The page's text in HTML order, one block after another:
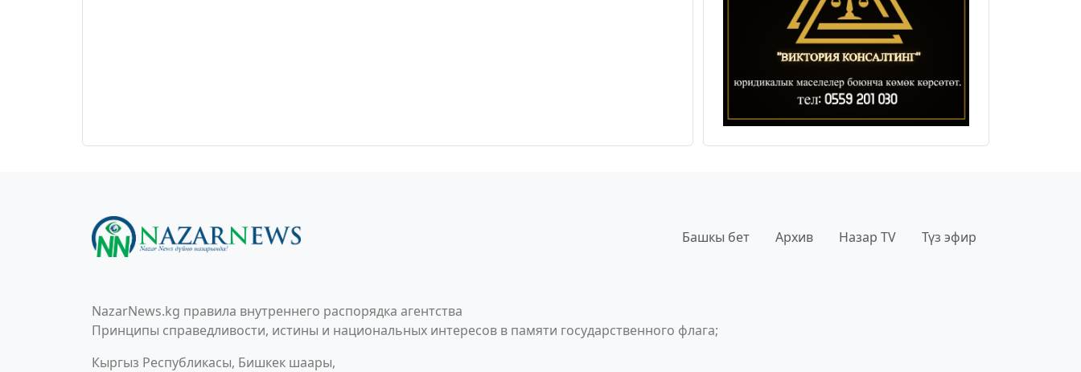
Башкы бет Архив Назар TV Түз эфир
NazarNews.kg правила внутреннего распорядка агентства
Принципы справедливости, истины и национальных интересов в памяти государственного флага;
Кыргыз Республикасы, Бишкек шаары,